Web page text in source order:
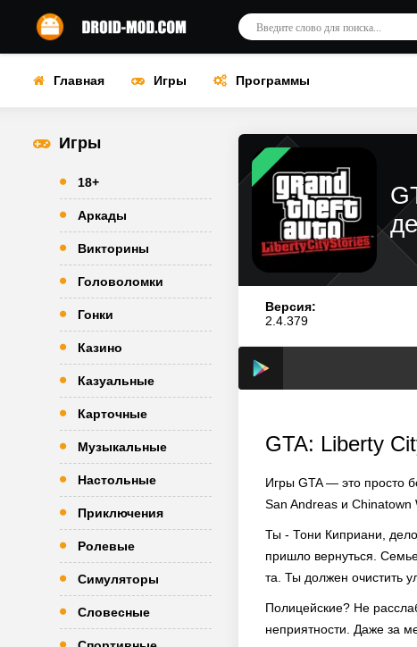
Главная Игры Программы
Игры
18+
Аркады
Викторины
Головоломки
Гонки
Казино
Казуальные
Карточные
Музыкальные
Настольные
Приключения
Ролевые
Симуляторы
Словесные
Версия:
2.4.379
GTA: Liberty
Игры GTA — это просто
San Andreas и Chinatown
Ты - Тони Киприани,
пришло вернуться.
та. Ты должен очистить
Полицейские? Не
неприятности. Даже за